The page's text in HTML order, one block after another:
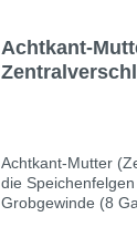
Achtkant-
Achtkant-Mutter
die Speichenfelgen
Grobgewinde (8